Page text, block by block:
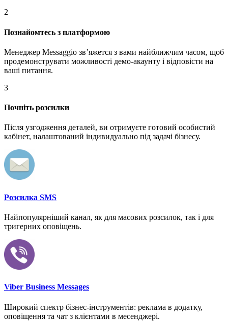
2
Познайомтесь з платформою
Менеджер Messaggio звʼяжется з вами найближчим часом, щоб
продемонструвати можливості демо-акаунту і відповісти на
ваші питання.
3
Почніть розсилки
Після узгодження деталей, ви отримуєте готовий особистий
кабінет, налаштований індивидуально під задачі бізнесу.
Розсилка SMS
Найпопулярніший канал, як для масових розсилок, так і для
тригерних оповіщень.
Viber Business Messages
Широкий спектр бізнес-інструментів: реклама в додатку,
оповіщення та чат з клієнтами в месенджері.